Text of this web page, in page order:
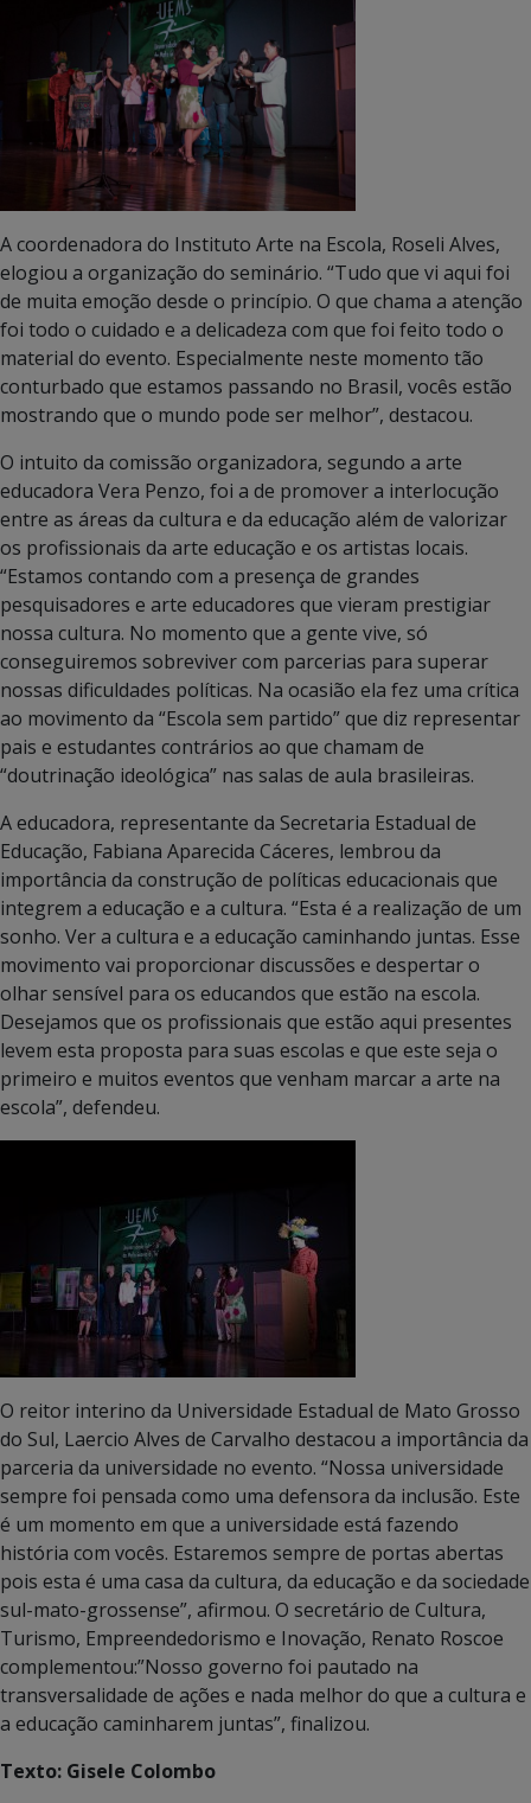
A coordenadora do Instituto Arte na Escola, Roseli Alves,
elogiou a organização do seminário. “Tudo que vi aqui foi
de muita emoção desde o princípio. O que chama a atenção
foi todo o cuidado e a delicadeza com que foi feito todo o
material do evento. Especialmente neste momento tão
conturbado que estamos passando no Brasil, vocês estão
mostrando que o mundo pode ser melhor”, destacou.
O intuito da comissão organizadora, segundo a arte
educadora Vera Penzo, foi a de promover a interlocução
entre as áreas da cultura e da educação além de valorizar
os profissionais da arte educação e os artistas locais.
“Estamos contando com a presença de grandes
pesquisadores e arte educadores que vieram prestigiar
nossa cultura. No momento que a gente vive, só
conseguiremos sobreviver com parcerias para superar
nossas dificuldades políticas. Na ocasião ela fez uma crítica
ao movimento da “Escola sem partido” que diz representar
pais e estudantes contrários ao que chamam de
“doutrinação ideológica” nas salas de aula brasileiras.
A educadora, representante da Secretaria Estadual de
Educação, Fabiana Aparecida Cáceres, lembrou da
importância da construção de políticas educacionais que
integrem a educação e a cultura. “Esta é a realização de um
sonho. Ver a cultura e a educação caminhando juntas. Esse
movimento vai proporcionar discussões e despertar o
olhar sensível para os educandos que estão na escola.
Desejamos que os profissionais que estão aqui presentes
levem esta proposta para suas escolas e que este seja o
primeiro e muitos eventos que venham marcar a arte na
escola”, defendeu.
O reitor interino da Universidade Estadual de Mato Grosso
do Sul, Laercio Alves de Carvalho destacou a importância da
parceria da universidade no evento. “Nossa universidade
sempre foi pensada como uma defensora da inclusão. Este
é um momento em que a universidade está fazendo
história com vocês. Estaremos sempre de portas abertas
pois esta é uma casa da cultura, da educação e da sociedade
sul-mato-grossense”, afirmou. O secretário de Cultura,
Turismo, Empreendedorismo e Inovação, Renato Roscoe
complementou:”Nosso governo foi pautado na
transversalidade de ações e nada melhor do que a cultura e
a educação caminharem juntas”, finalizou.
Texto: Gisele Colombo